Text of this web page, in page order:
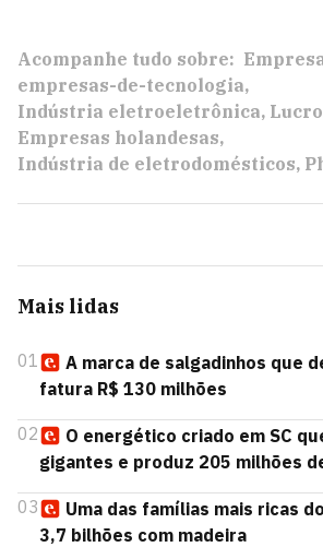
Acompanhe tudo sobre:
empresas-de-tecnologia
Indústria eletroeletrônica Lucro
Empresas holandesas
Indústria de eletrodomésticos
Mais lidas
01
A marca de salgadinhos que
fatura R$ 130 milhões
02
O energético criado em SC
gigantes e produz 205 milhões
03
Uma das famílias mais ricas
3,7 bilhões com madeira